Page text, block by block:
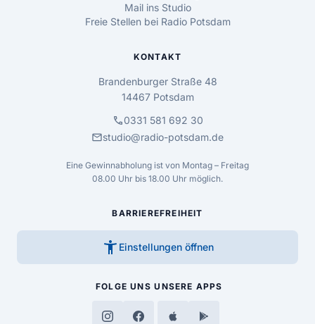
Mail ins Studio
Freie Stellen bei Radio Potsdam
KONTAKT
Brandenburger Straße 48
14467 Potsdam
call0331 581 692 30
mailstudio@radio-potsdam.de
Eine Gewinnabholung ist von Montag – Freitag
08.00 Uhr bis 18.00 Uhr möglich.
BARRIEREFREIHEIT
accessibility_new Einstellungen öffnen
FOLGE UNS UNSERE APPS